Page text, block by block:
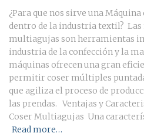
¿Para que nos sirve una
dentro de la industria textil? Las
multiagujas son herramientas
industria de la confección y la
máquinas ofrecen una gran
permitir coser múltiples
que agiliza el proceso de
las prendas. Ventajas y
Coser Multiagujas Una
Read more…